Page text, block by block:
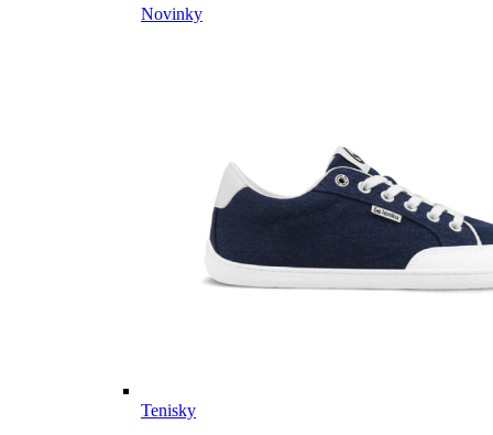
Novinky
Tenisky